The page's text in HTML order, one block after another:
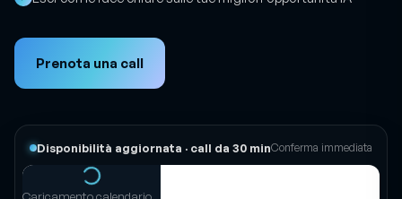
Prenota una call
Disponibilità aggiornata · call da 30 minConferma immediata